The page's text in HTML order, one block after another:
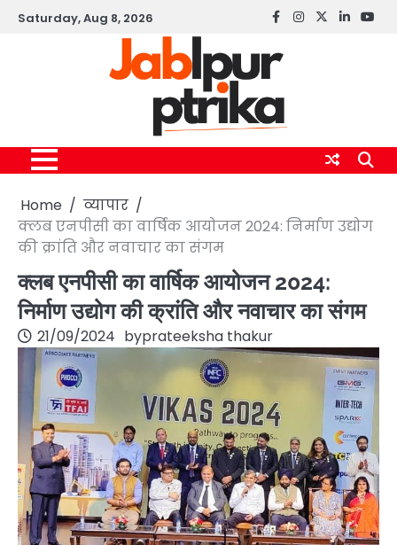
SkipSaturday, Aug 8, 2026 Facebook
instagram
twitterlinkedin
Home
व्यापार
क्लब एनपीसी का वार्षिक आयोजन 2024: निर्माण उद्योग
की क्रांति और नवाचार का संगम
क्लब एनपीसी का वार्षिक आयोजन 2024:
निर्माण उद्योग की क्रांति और नवाचार का संगम
21/09/2024 byprateeksha thakur